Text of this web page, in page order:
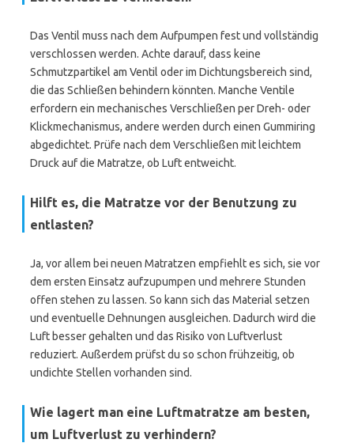
Das Ventil muss nach dem Aufpumpen fest und vollständig
verschlossen werden. Achte darauf, dass keine
Schmutzpartikel am Ventil oder im Dichtungsbereich sind,
die das Schließen behindern könnten. Manche Ventile
erfordern ein mechanisches Verschließen per Dreh- oder
Klickmechanismus, andere werden durch einen Gummiring
abgedichtet. Prüfe nach dem Verschließen mit leichtem
Druck auf die Matratze, ob Luft entweicht.
Hilft es, die Matratze vor der Benutzung zu
entlasten?
Ja, vor allem bei neuen Matratzen empfiehlt es sich, sie vor
dem ersten Einsatz aufzupumpen und mehrere Stunden
offen stehen zu lassen. So kann sich das Material setzen
und eventuelle Dehnungen ausgleichen. Dadurch wird die
Luft besser gehalten und das Risiko von Luftverlust
reduziert. Außerdem prüfst du so schon frühzeitig, ob
undichte Stellen vorhanden sind.
Wie lagert man eine Luftmatratze am besten,
um Luftverlust zu verhindern?